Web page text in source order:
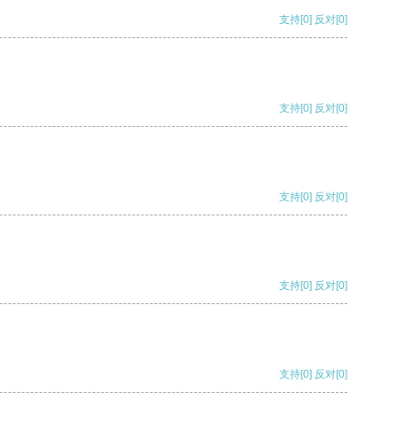
支持[0] 反对[0]
支持[0] 反对[0]
支持[0] 反对[0]
支持[0] 反对[0]
支持[0] 反对[0]